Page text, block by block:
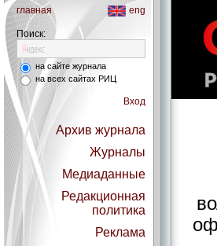
главная eng
Поиск:
на сайте журнала
на всех сайтах РИЦ
Вход
Архив журнала
Журналы
Медиаданные
Редакционная
политика
Реклама